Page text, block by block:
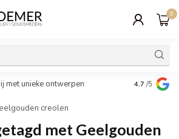
0
met unieke ontwerpen Wij
cadeau
4.7 /5
creolen
met Geelgouden